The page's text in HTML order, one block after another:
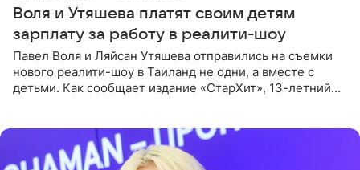
Воля и Утяшева платят своим детям
зарплату за работу в реалити-шоу
Павел Воля и Ляйсан Утяшева отправились на съемки
нового реалити-шоу в Таиланд не одни, а вместе с
детьми. Как сообщает издание «СтарХит», 13-летний